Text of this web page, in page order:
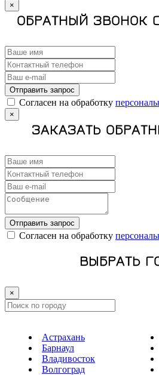
×
ОБРАТНЫЙ ЗВОНОК
Отправить запрос
Cогласен на обработку
×
ЗАКАЗАТЬ
Отправить запрос
Cогласен на обработку
ВЫБРАТЬ
×
Астрахань
Барнаул
Владивосток
Волгоград